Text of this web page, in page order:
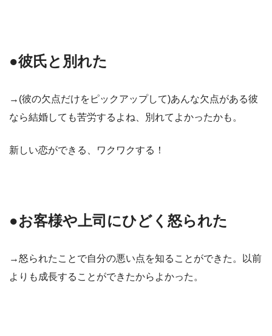
●彼氏と別れた
→(彼の欠点だけをピックアップして)あんな欠点がある彼
なら結婚しても苦労するよね、別れてよかったかも。
新しい恋ができる、ワクワクする！
●お客様や上司にひどく怒られた
→怒られたことで自分の悪い点を知ることができた。以前
よりも成長することができたからよかった。